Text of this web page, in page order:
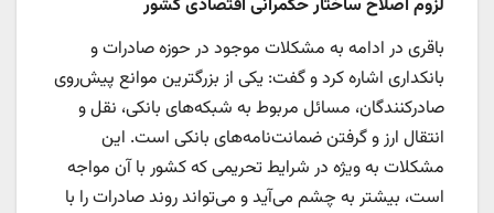
لزوم اصلاح ساختار حکمرانی اقتصادی کشور
باقری در ادامه به مشکلات موجود در حوزه صادرات و
بانکداری اشاره کرد و گفت: یکی از بزرگترین موانع پیش‌روی
صادرکنندگان، مسائل مربوط به شبکه‌های بانکی، نقل و
انتقال ارز و گرفتن ضمانت‌نامه‌های بانکی است. این
مشکلات به ویژه در شرایط تحریمی که کشور با آن مواجه
است، بیشتر به چشم می‌آید و می‌تواند روند صادرات را با